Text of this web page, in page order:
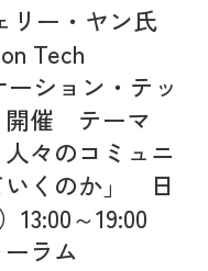
リー・ヤン氏
Tech
ション・テッ
開催 テーマ
々のコミュニ
いくのか」 日
13:00～19:00
ラム